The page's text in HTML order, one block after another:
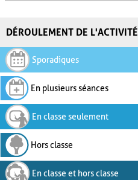
DÉROULEMENT DE L'ACTIVITÉ
Sporadiques
En plusieurs séances
En classe seulement
Hors classe
En classe et hors classe